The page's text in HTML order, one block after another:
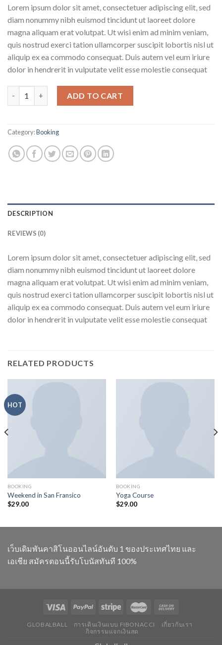
Lorem ipsum dolor sit amet, consectetuer adipiscing elit, sed
diam nonummy nibh euismod tincidunt ut laoreet dolore
magna aliquam erat volutpat. Ut wisi enim ad minim veniam,
quis nostrud exerci tation ullamcorper suscipit lobortis nisl ut
aliquip ex ea commodo consequat. Duis autem vel eum iriure
dolor in hendrerit in vulputate velit esse molestie consequat
ADD TO CART
Category:Booking
DESCRIPTION
REVIEWS (0)
Lorem ipsum dolor sit amet, consectetuer adipiscing elit, sed
diam nonummy nibh euismod tincidunt ut laoreet dolore
magna aliquam erat volutpat. Ut wisi enim ad minim veniam,
quis nostrud exerci tation ullamcorper suscipit lobortis nisl ut
aliquip ex ea commodo consequat. Duis autem vel eum iriure
dolor in hendrerit in vulputate velit esse molestie consequat
RELATED PRODUCTS
HOT
BOOKING
Weekend in San Fransico
$29.00
BOOKING
Yoga Course
$29.00
เว็บเดิมพันคาสิโนออนไลน์อันดับ 1 ของประเทศไทย และ
เอเชีย สมัครตอนนี้รับโบนัสทันที 100%
GLOBALBALL การเดินเงินแบบ FIBONACCI
เกี่ยวกับเรา
กิจกรรมแจกเงินสด